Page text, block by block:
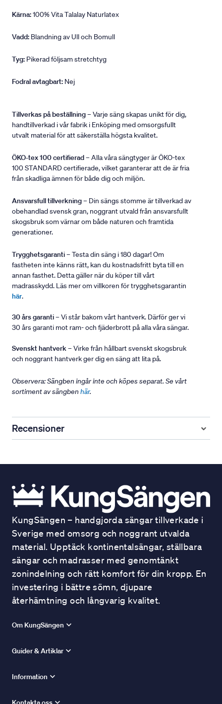
Kärna:100% Vita Talalay Naturlatex
Vadd: Blandning av Ull och Bomull
Tyg: Pikerad följsam stretchtyg
Fodral avtagbart: Nej
Tillverkas på beställning– Varje säng skapas unikt för dig,
handtillverkad i vår fabrik i Enköping med omsorgsfullt
utvalt material för att säkerställa högsta kvalitet.
ÖKO-tex 100 certifierad– Alla våra sängtyger är ÖKO-tex
100 STANDARD certifierade, vilket garanterar att de är fria
från skadliga ämnen för både dig och miljön.
Ansvarsfull tillverkning– Din sängs stomme är tillverkad av
obehandlad svensk gran, noggrant utvald från ansvarsfullt
skogsbruk som värnar om både naturen och framtida
generationer.
Trygghetsgaranti– Testa din säng i 180 dagar! Om
fastheten inte känns rätt, kan du kostnadsfritt byta till en
annan fasthet. Detta gäller när du köper till vårt
madrasskydd. Läs mer om villkoren för trygghetsgarantin
här.
30 års garanti– Vi står bakom vårt hantverk. Därför ger vi
30 års garanti mot ram- och fjäderbrott på alla våra sängar.
Svenskt hantverk– Virke från hållbart svenskt skogsbruk
och noggrant hantverk ger dig en säng att lita på.
Observera: Sängben ingår inte och köpes separat. Se vårt
sortiment av sängben här.
Recensioner
KungSängen – handgjorda sängar tillverkade i
Sverige med omsorg och noggrant utvalda
material. Upptäck kontinentalsängar, ställbara
sängar och madrasser med genomtänkt
zonindelning och rätt komfort för din kropp. En
investering i bättre sömn, djupare
återhämtning och långvarig kvalitet.
Om KungSängen
Guider & Artiklar
Information